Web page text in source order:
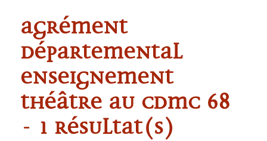
Agrément
départemental
enseignement
théâtre au CDMC 68
- 1 résultat(s)